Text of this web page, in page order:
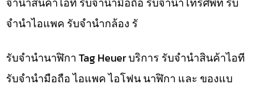
จำนำไอแพค รับจำนำกล้อง รั
รับจำนำนาฬิกา Tag Heuer บริการ รับจำนำสินค้าไอที
รับจำนำมือถือ ไอแพค ไอโฟน นาฬิกา และ ของแบ